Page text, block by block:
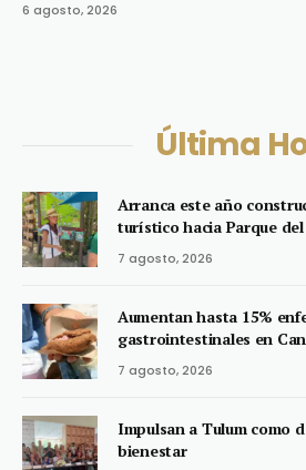
6 agosto, 2026
Última
Arranca este año
turístico hacia Parque del
7 agosto, 2026
Aumentan hasta 15%
gastrointestinales en
7 agosto, 2026
Impulsan a Tulum como
bienestar